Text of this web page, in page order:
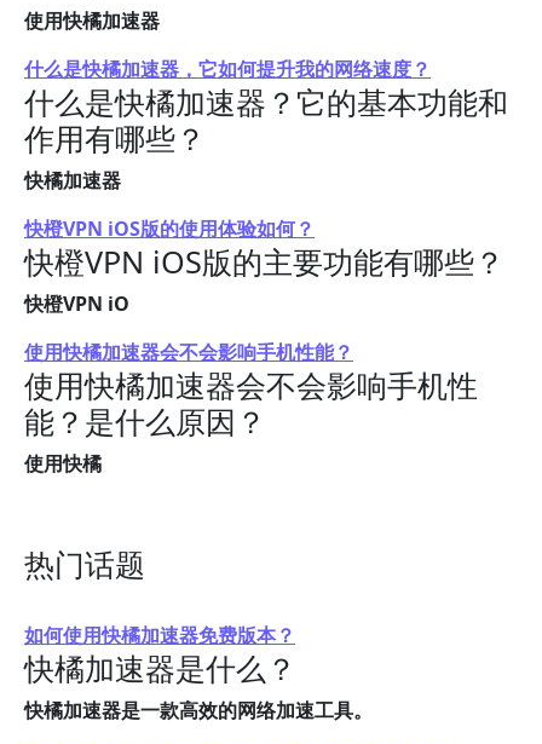
使用快橘加速器
什么是快橘加速器，它如何提升我的网络速度？
什么是快橘加速器？它的基本功能和
作用有哪些？
快橘加速器
快橙VPN iOS版的使用体验如何？
快橙VPN iOS版的主要功能有哪些？
快橙VPN iO
使用快橘加速器会不会影响手机性能？
使用快橘加速器会不会影响手机性
能？是什么原因？
使用快橘
热门话题
如何使用快橘加速器免费版本？
快橘加速器是什么？
快橘加速器是一款高效的网络加速工具。